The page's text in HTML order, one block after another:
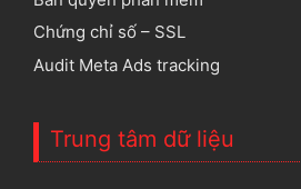
Chứng chỉ số – SSL
Audit Meta Ads tracking
Trung tâm dữ liệu